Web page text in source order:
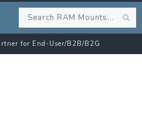
for End-User/B2B/B2G